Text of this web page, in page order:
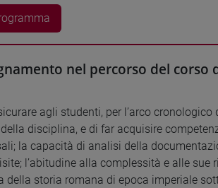
nel percorso del corso
agli studenti, per l’arco
disciplina, e di far acquisire
la capacità di analisi della
l’abitudine alla complessità e alle
della storia romana di epoca imperiale